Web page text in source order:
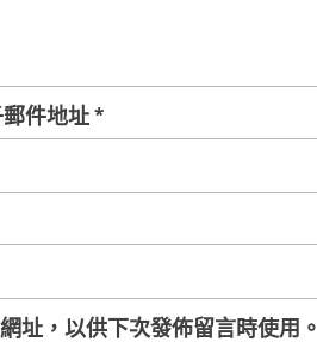
件地址*
址，以供下次發佈留言時使用。